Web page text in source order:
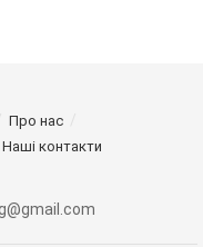
Про нас
Наші контакти